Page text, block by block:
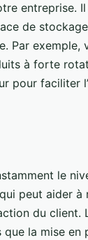
entreprise.
de stockage
Par exemple,
à forte
pour faciliter
le
peut aider à
du client.
la mise en